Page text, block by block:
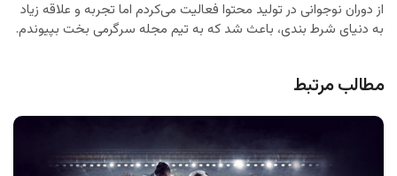
از دوران نوجوانی در تولید محتوا فعالیت می‌کردم اما تجربه و علاقه زیاد
به دنیای شرط بندی، باعث شد که به تیم مجله سرگرمی بخت بپیوندم.
مطالب مرتبط